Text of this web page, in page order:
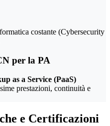
costante (Cybersecurity
per la PA
as a Service (PaaS)
prestazioni, continuità e
e Certificazioni